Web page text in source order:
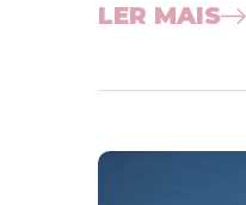
LER MAIS